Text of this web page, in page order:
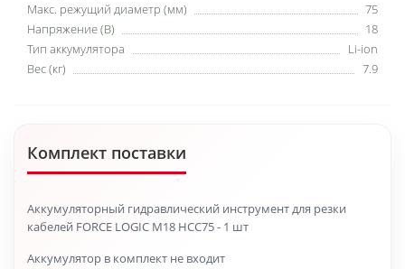
Макс. режущий диаметр (мм)
75
Напряжение (В)
18
Тип аккумулятора
Li-ion
Вес (кг)
7.9
Комплект поставки
Аккумуляторный гидравлический инструмент для резки
кабелей FORCE LOGIC M18 HCC75 - 1 шт
Аккумулятор в комплект не входит